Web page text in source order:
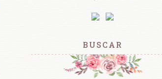
BUSCAR